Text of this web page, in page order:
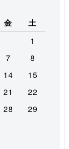
金
土
1
7
8
14
15
21
22
28
29